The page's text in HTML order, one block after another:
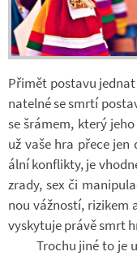
Při­mět po­stavu
na­telné se smrtí
se šrá­mem, který
už vaše hra přece
ální kon­flikty, je
zrady, sex či
nou váž­ností, ri­zi­kem
vy­sky­tuje právě smrt
Tro­chu jiné to je